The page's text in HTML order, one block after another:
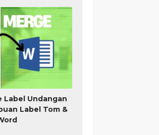
Label Undangan
Label Tom &